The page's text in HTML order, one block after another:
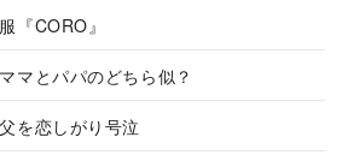
『CORO』
マとパパのどちら似？
を恋しがり号泣